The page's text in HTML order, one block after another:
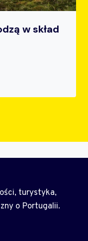
w skład
turystyka,
o Portugalii.